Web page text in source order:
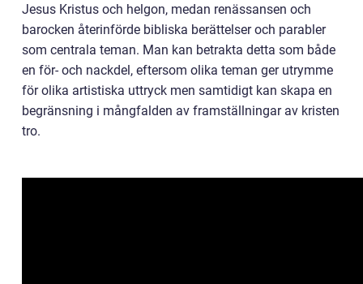
Jesus Kristus och helgon, medan renässansen och
barocken återinförde bibliska berättelser och parabler
som centrala teman. Man kan betrakta detta som både
en för- och nackdel, eftersom olika teman ger utrymme
för olika artistiska uttryck men samtidigt kan skapa en
begränsning i mångfalden av framställningar av kristen
tro.